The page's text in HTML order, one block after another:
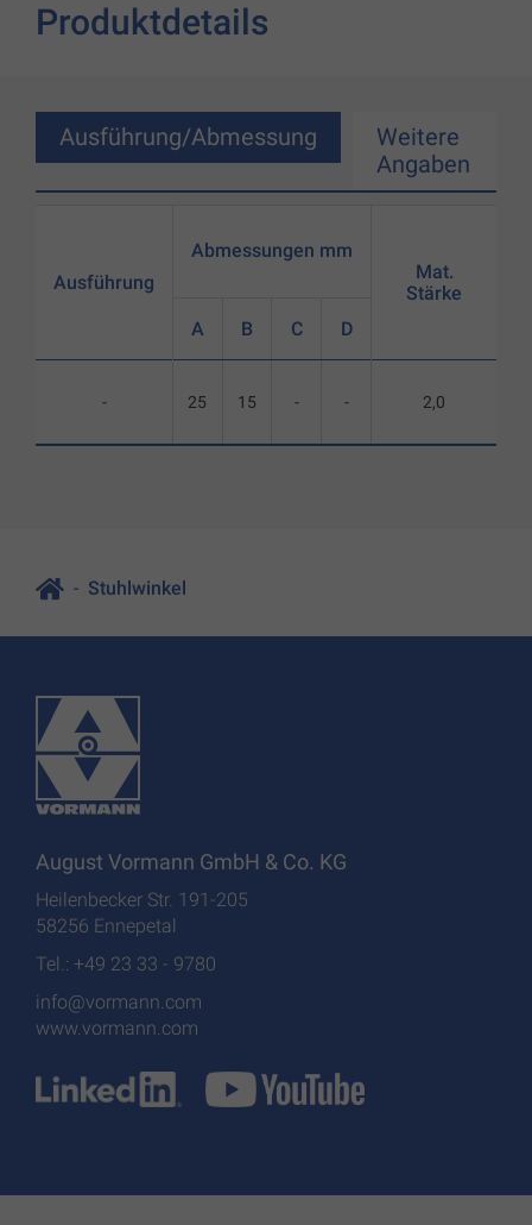
Produktdetails
Ausführung/Abmessung
Weitere
Angaben
Ausführung
-
Abmessungen mm
A B C D
25 15 - -
Mat.
Stärke
2,0
Stuhlwinkel
August Vormann GmbH & Co. KG
Heilenbecker Str. 191-205
58256 Ennepetal
Tel.: +49 23 33 - 9780
info@vormann.com
www.vormann.com